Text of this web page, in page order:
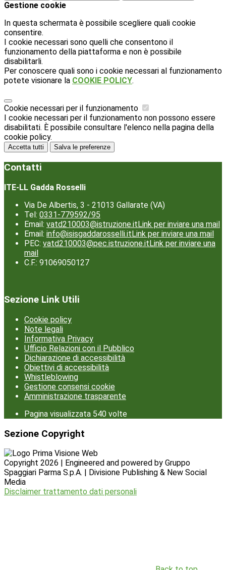
Gestione cookie
In questa schermata è possibile scegliere quali cookie
consentire.
I cookie necessari sono quelli che consentono il
funzionamento della piattaforma e non è possibile
disabilitarli.
Per conoscere quali sono i cookie necessari al funzionamento
potete visionare la COOKIE POLICY.
Cookie necessari per il funzionamento
I cookie necessari per il funzionamento non possono essere
disabilitati. È possibile consultare l'elenco nella pagina della
cookie policy.
Accetta tutti Salva le preferenze
Contatti
ITE-LL Gadda Rosselli
Via De Albertis, 3 - 21013 Gallarate (VA)
Tel: 0331-779592/95
Email: vatd210003@istruzione.itLink per inviare una mail
Email: info@isisgaddarosselli.itLink per inviare una mail
PEC: vatd210003@pec.istruzione.itLink per inviare una
mail
C.F.: 91069050127
Sezione Link Utili
Cookie policy
Note legali
Informativa Privacy
Ufficio Relazioni con il Pubblico
Dichiarazione di accessibilità
Obiettivi di accessibilità
Whistleblowing
Gestione consensi cookie
Amministrazione trasparente
Pagina visualizzata 540 volte
Sezione Copyright
Copyright 2026 | Engineered and powered by Gruppo
Spaggiari Parma S.p.A. | Divisione Publishing & New Social
Media
Disclaimer trattamento dati personali